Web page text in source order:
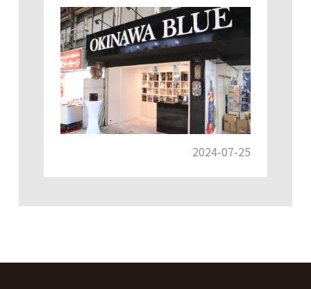
2024-07-25